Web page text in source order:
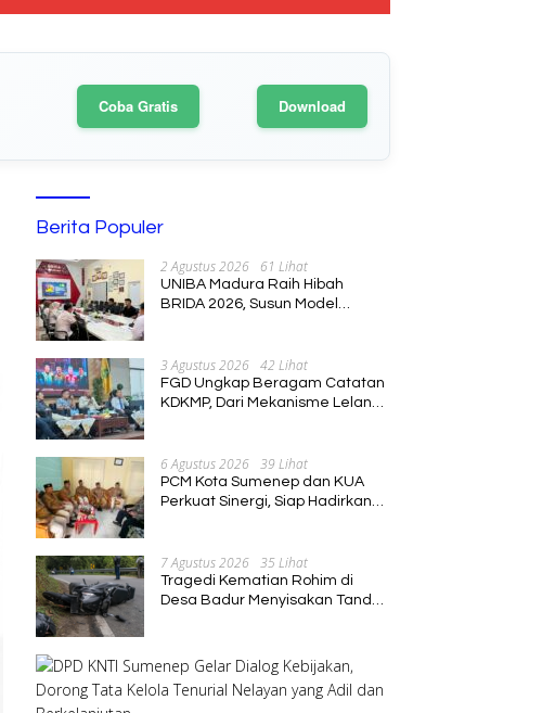
Coba Gratis Download
Berita Populer
2 Agustus 2026 61 Lihat
UNIBA Madura Raih Hibah
BRIDA 2026, Susun Model
Kreatif
3 Agustus 2026 42 Lihat
FGD Ungkap Beragam Catatan
KDKMP, Dari Mekanisme Lelang
6 Agustus 2026 39 Lihat
PCM Kota Sumenep dan KUA
Perkuat Sinergi, Siap Hadirkan
7 Agustus 2026 35 Lihat
Tragedi Kematian Rohim di
Desa Badur Menyisakan Tanda
Kadus